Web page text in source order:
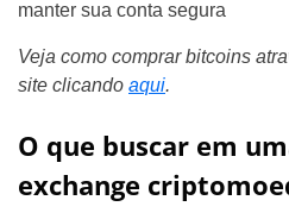
manter sua conta segura
Veja como comprar bitcoins
site clicando aqui.
O que buscar em
exchange